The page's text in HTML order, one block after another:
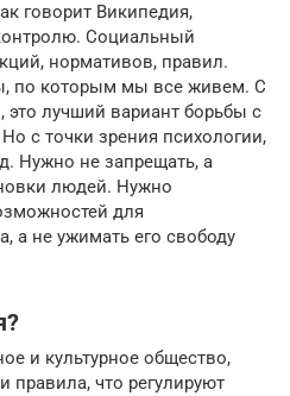
говорит Википедия,
Социальный
нормативов, правил.
по которым мы все живем. С
это лучший вариант борьбы с
с точки зрения психологии,
Нужно не запрещать, а
людей. Нужно
для
а не ужимать его свободу
и культурное общество,
что регулируют